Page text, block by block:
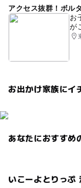
アクセス抜群！ボル
お
が
お出かけ家族にイ
あなたにおすすめ
いこーよとりっぷ